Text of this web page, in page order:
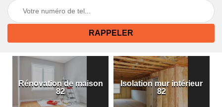
Rénovation de maison
82
Isolation mur intérieur
82